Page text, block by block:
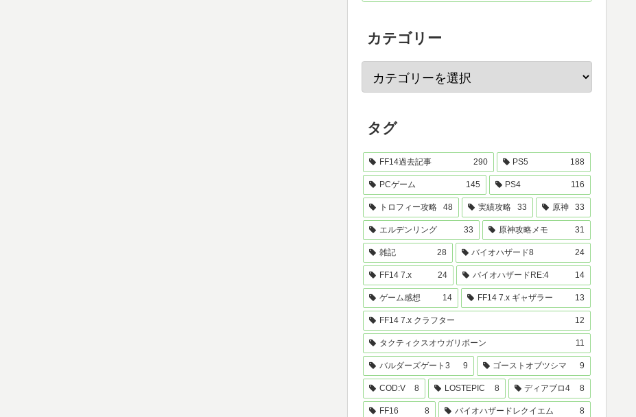
カテゴリー
タグ
FF14過去記事 290 PS5 188
PCゲーム 145 PS4 116
トロフィー攻略 48 実績攻略 33 原神 33
エルデンリング 33 原神攻略メモ 31
雑記 28 バイオハザード8 24
FF14 7.x 24 バイオハザードRE:4 14
ゲーム感想 14 FF14 7.x ギャザラー 13
FF14 7.x クラフター 12
タクティクスオウガリボーン 11
バルダーズゲート3 9 ゴーストオブツシマ 9
COD:V 8 LOSTEPIC 8 ディアブロ4 8
FF16 8 バイオハザードレクイエム 8